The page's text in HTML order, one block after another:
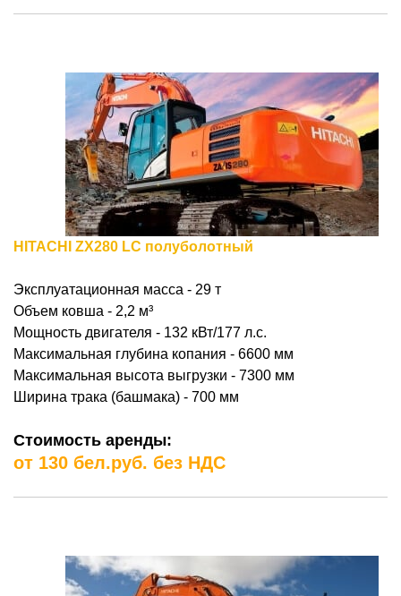
HITACHI ZX280 LC полуболотный
Эксплуатационная масса - 29 т
Объем ковша - 2,2 м³
Мощность двигателя - 132 кВт/177 л.с.
Максимальная глубина копания - 6600 мм
Максимальная высота выгрузки - 7300 мм
Ширина трака (башмака) - 700 мм
Стоимость аренды:
от 130 бел.руб. без НДС